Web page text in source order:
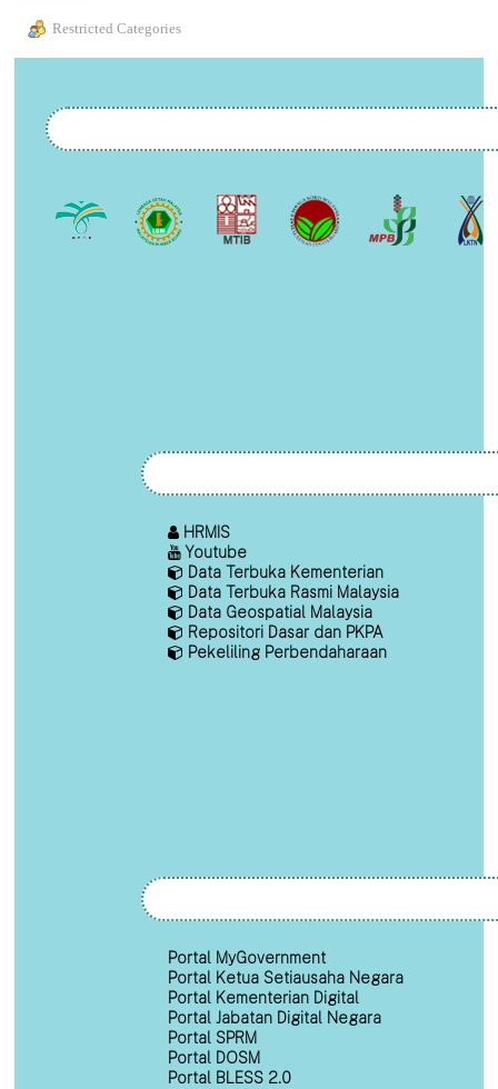
Restricted Categories
HRMIS
Youtube
Data Terbuka Kementerian
Data Terbuka Rasmi Malaysia
Data Geospatial Malaysia
Repositori Dasar dan PKPA
Pekeliling Perbendaharaan
Portal MyGovernment
Portal Ketua Setiausaha Negara
Portal Kementerian Digital
Portal Jabatan Digital Negara
Portal SPRM
Portal DOSM
Portal BLESS 2.0